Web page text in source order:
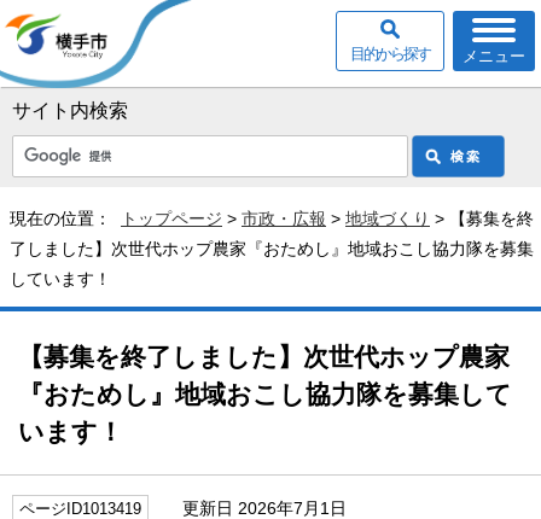
サイト内検索
メニュー
目的から探す
現在の位置： トップページ > 市政・広報 > 地域づくり > 【募集を終
了しました】次世代ホップ農家『おためし』地域おこし協力隊を募集
しています！
【募集を終了しました】次世代ホップ農家
『おためし』地域おこし協力隊を募集して
います！
ページID1013419 更新日 2026年7月1日